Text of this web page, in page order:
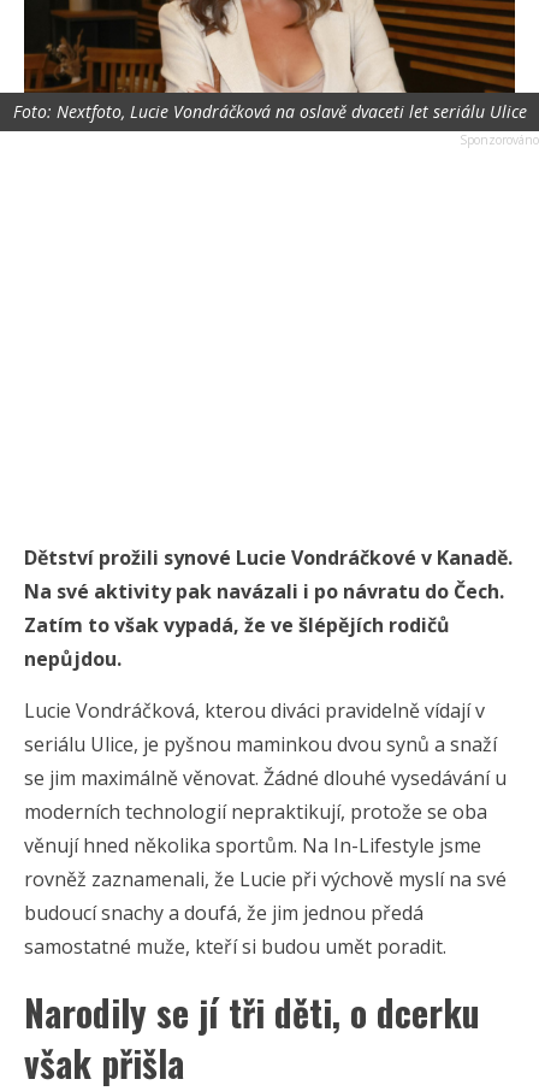
Foto: Nextfoto, Lucie Vondráčková na oslavě dvaceti let seriálu Ulice
Dětství prožili synové Lucie Vondráčkové v Kanadě.
Na své aktivity pak navázali i po návratu do Čech.
Zatím to však vypadá, že ve šlépějích rodičů
nepůjdou.
Lucie Vondráčková, kterou diváci pravidelně vídají v
seriálu Ulice, je pyšnou maminkou dvou synů a snaží
se jim maximálně věnovat. Žádné dlouhé vysedávání u
moderních technologií nepraktikují, protože se oba
věnují hned několika sportům. Na In-Lifestyle jsme
rovněž zaznamenali, že Lucie při výchově myslí na své
budoucí snachy a doufá, že jim jednou předá
samostatné muže, kteří si budou umět poradit.
Narodily se jí tři děti, o dcerku
však přišla